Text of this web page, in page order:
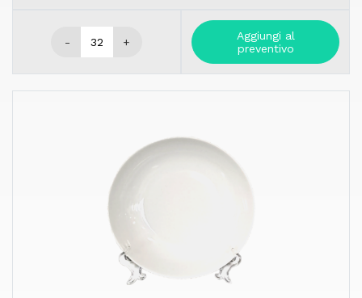
- +
Aggiungi al
preventivo